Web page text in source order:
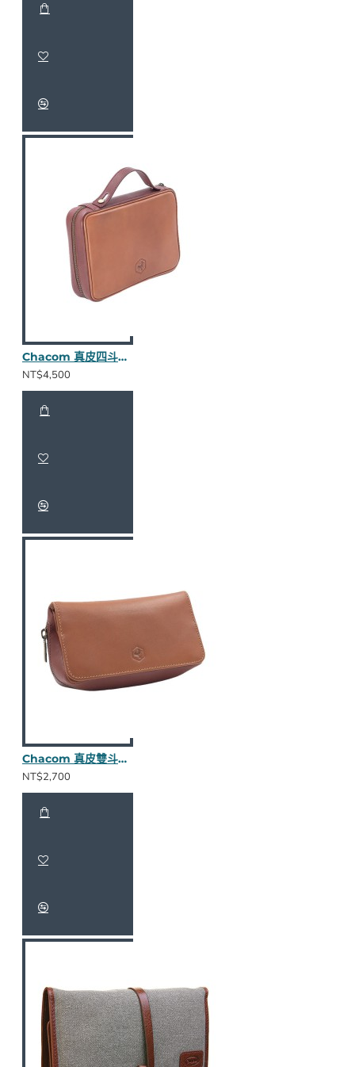
Chacom 真皮四斗包(棕色)
NT$4,500
Chacom 真皮雙斗包(棕色)
NT$2,700